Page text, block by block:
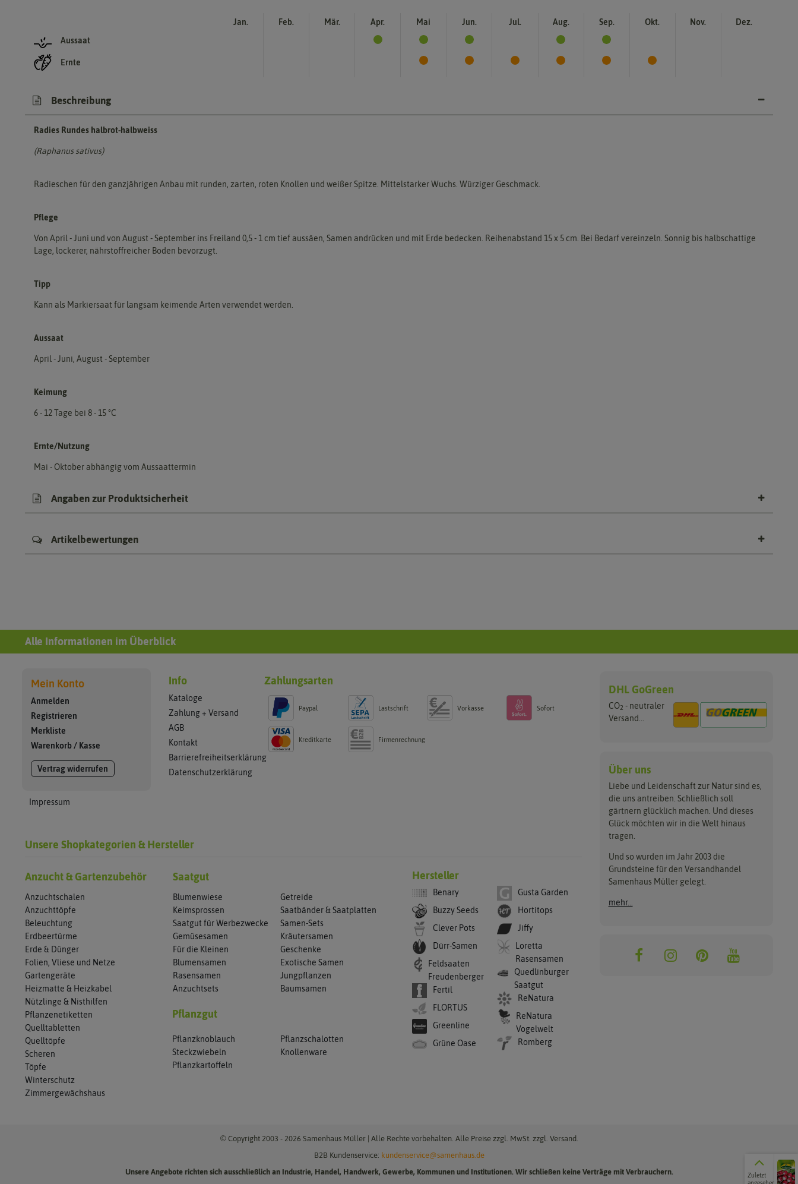
Aussaat
Ernte
Jan. Feb. Mär. Apr. Mai Jun. Jul. Aug. Sep. Okt. Nov. Dez.
Beschreibung
Radies Rundes halbrot-halbweiss
(Raphanus sativus)
Radieschen für den ganzjährigen Anbau mit runden, zarten, roten Knollen und weißer Spitze. Mittelstarker Wuchs. Würziger Geschmack.
Pflege
Von April - Juni und von August - September ins Freiland 0,5 - 1 cm tief aussäen, Samen andrücken und mit Erde bedecken. Reihenabstand 15 x 5 cm. Bei Bedarf vereinzeln. Sonnig bis halbschattige
Lage, lockerer, nährstoffreicher Boden bevorzugt.
Tipp
Kann als Markiersaat für langsam keimende Arten verwendet werden.
Aussaat
April - Juni, August - September
Keimung
6 - 12 Tage bei 8 - 15 °C
Ernte/Nutzung
Mai - Oktober abhängig vom Aussaattermin
Angaben zur Produktsicherheit
Artikelbewertungen
Alle Informationen im Überblick
Mein Konto
Anmelden
Registrieren
Merkliste
Warenkorb / Kasse
Vertrag widerrufen
Impressum
Info
Kataloge
Zahlung + Versand
AGB
Kontakt
Barrierefreiheitserklärung
Datenschutzerklärung
Zahlungsarten
Paypal Lastschrift Vorkasse Sofort
Kreditkarte Firmenrechnung
Unsere Shopkategorien & Hersteller
Anzucht & Gartenzubehör
Anzuchtschalen
Anzuchttöpfe
Beleuchtung
Erdbeertürme
Erde & Dünger
Folien, Vliese und Netze
Gartengeräte
Heizmatte & Heizkabel
Nützlinge & Nisthilfen
Pflanzenetiketten
Quelltabletten
Quelltöpfe
Scheren
Töpfe
Winterschutz
Zimmergewächshaus
Saatgut
Blumenwiese
Getreide
Keimsprossen
Saatbänder & Saatplatten
Saatgut für Werbezwecke
Samen-Sets
Gemüsesamen
Kräutersamen
Für die Kleinen
Geschenke
Blumensamen
Exotische Samen
Rasensamen
Jungpflanzen
Anzuchtsets
Baumsamen
Pflanzgut
Pflanzknoblauch
Pflanzschalotten
Steckzwiebeln
Knollenware
Pflanzkartoffeln
Hersteller
Benary
Buzzy Seeds
Clever Pots
Dürr-Samen
Feldsaaten
Freudenberger
Fertil
FLORTUS
Greenline
Grüne Oase
Gusta Garden
Hortitops
Jiffy
Loretta
Rasensamen
Quedlinburger
Saatgut
ReNatura
ReNatura
Vogelwelt
Romberg
DHL GoGreen
CO2 - neutraler
Versand...
Über uns
Liebe und Leidenschaft zur Natur sind es,
die uns antreiben. Schließlich soll
gärtnern glücklich machen. Und dieses
Glück möchten wir in die Welt hinaus
tragen.
Und so wurden im Jahr 2003 die
Grundsteine für den Versandhandel
Samenhaus Müller gelegt.
mehr...
© Copyright 2003 - 2026 Samenhaus Müller | Alle Rechte vorbehalten. Alle Preise zzgl. MwSt. zzgl. Versand.
B2B Kundenservice: kundenservice@samenhaus.de
Unsere Angebote richten sich ausschließlich an Industrie, Handel, Handwerk, Gewerbe, Kommunen und Institutionen. Wir schließen keine Verträge mit Verbrauchern.
Zuletzt
angesehene
Zuletzt